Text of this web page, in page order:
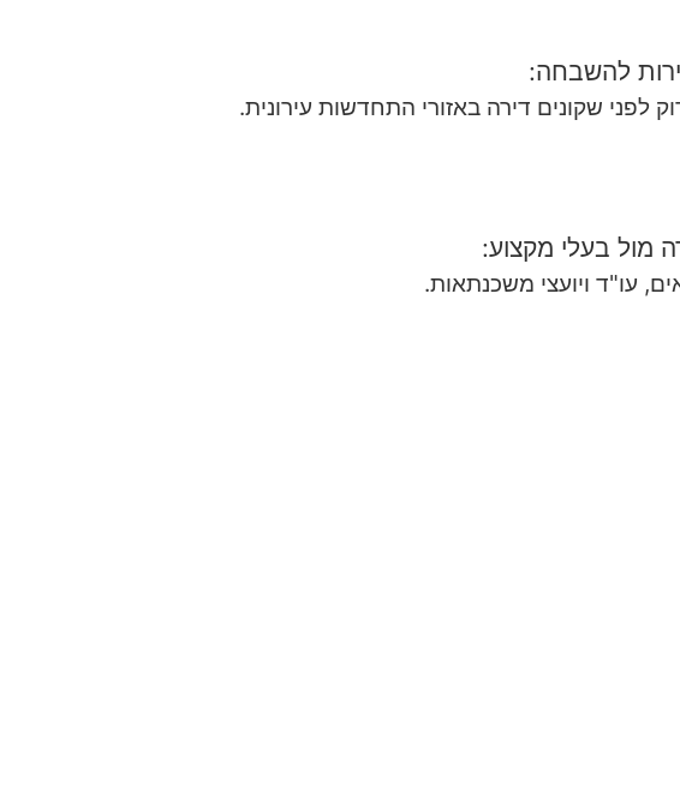
להשבחה:
לפני שקונים דירה באזורי התחדשות עירונית.
מול בעלי מקצוע:
עו"ד ויועצי משכנתאות.